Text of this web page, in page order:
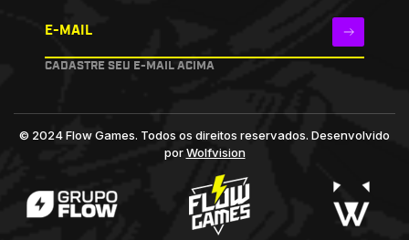
E-MAIL
CADASTRE SEU E-MAIL ACIMA
© 2024 Flow Games. Todos os direitos reservados. Desenvolvido
porWolfvision